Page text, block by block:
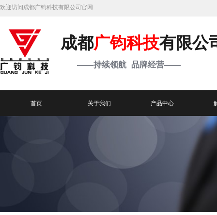
欢迎访问成都广钧科技有限公司官网
成都广钧科技有限公
——持续领航 品牌经营——
首页 关于我们 产品中心